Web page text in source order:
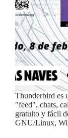
Thunderbird es
"feed", chats,
gratuito y fácil
GNU/Linux,